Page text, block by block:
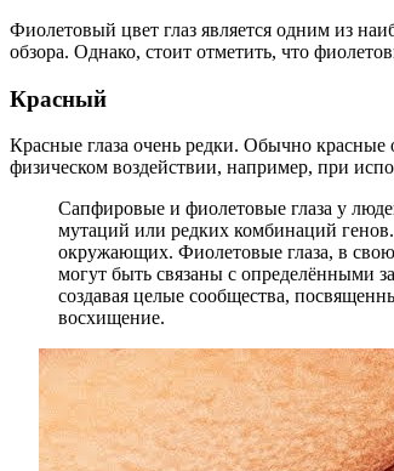
Фиолетовый цвет глаз является одним из
обзора. Однако, стоит отметить, что
Красный
Красные глаза очень редки. Обычно красные
физическом воздействии, например, при
Сапфировые и фиолетовые глаза у
мутаций или редких комбинаций
окружающих. Фиолетовые глаза, в
могут быть связаны с определёнными
создавая целые сообщества,
восхищение.